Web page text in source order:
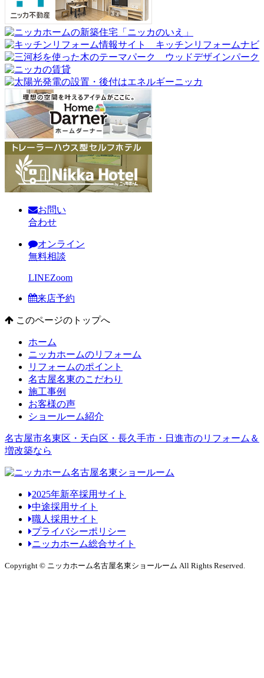
お問い
合わせ
オンライン
無料相談
LINEZoom
来店予約
このページのトップへ
ホーム
ニッカホームのリフォーム
リフォームのポイント
名古屋名東のこだわり
施工事例
お客様の声
ショールーム紹介
名古屋市名東区・天白区・長久手市・日進市のリフォーム＆
増改築なら
2025年新卒採用サイト
中途採用サイト
職人採用サイト
プライバシーポリシー
ニッカホーム総合サイト
Copyright © ニッカホーム名古屋名東ショールーム All Rights Reserved.